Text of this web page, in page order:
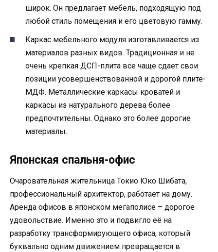
широк. Он предлагает мебель, подходящую под
любой стиль помещения и его цветовую гамму.
Каркас мебельного модуля изготавливается из
материалов разных видов. Традиционная и не
очень крепкая ДСП-плита все чаще сдает свои
позиции усовершенствованной и дорогой плите-
МДФ. Металлические каркасы кроватей и
каркасы из натурального дерева более
предпочтительны. Однако это более дорогие
материалы.
Японская спальня-офис
Очаровательная жительница Токио Юко Шибата,
профессиональный архитектор, работает на дому.
Аренда офисов в японском мегаполисе – дорогое
удовольствие. Именно это и подвигло её на
разработку трансформирующего офиса, который
буквально одним движением превращается в